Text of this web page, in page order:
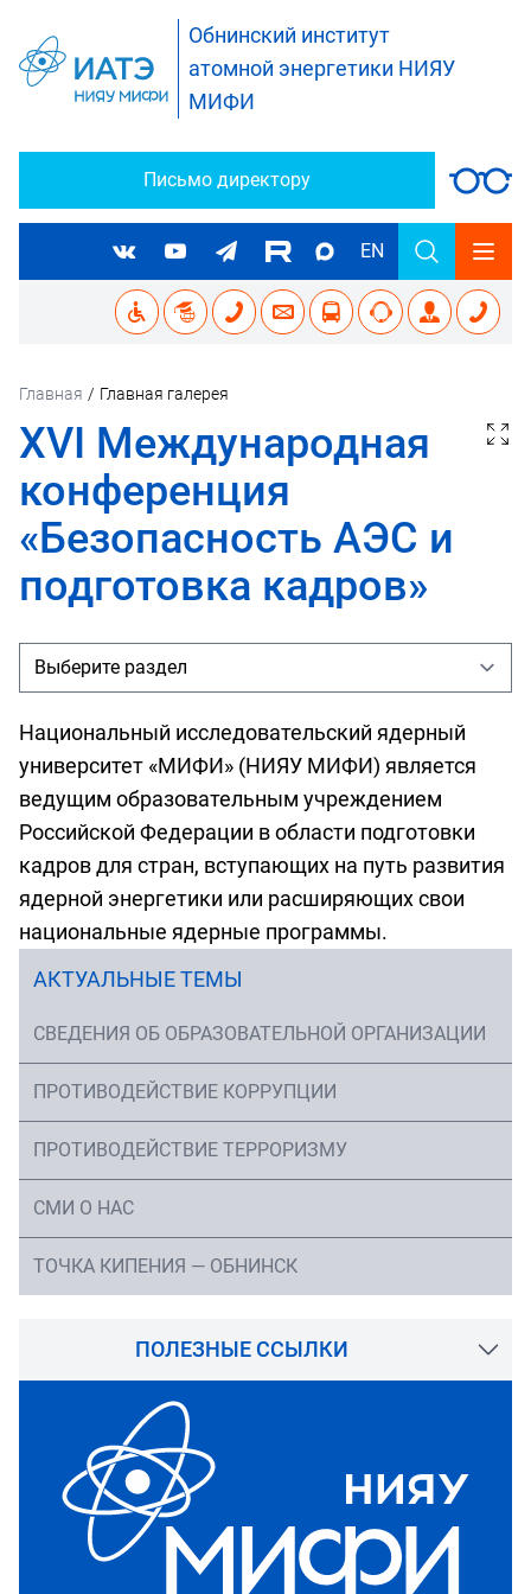
Обнинский институт
атомной энергетики НИЯУ
МИФИ
Письмо директору
EN
Главная / Главная галерея
XVI Международная
конференция
«Безопасность АЭС и
подготовка кадров»
Национальный исследовательский ядерный
университет «МИФИ» (НИЯУ МИФИ) является
ведущим образовательным учреждением
Российской Федерации в области подготовки
кадров для стран, вступающих на путь развития
ядерной энергетики или расширяющих свои
национальные ядерные программы.
АКТУАЛЬНЫЕ ТЕМЫ
СВЕДЕНИЯ ОБ ОБРАЗОВАТЕЛЬНОЙ ОРГАНИЗАЦИИ
ПРОТИВОДЕЙСТВИЕ КОРРУПЦИИ
ПРОТИВОДЕЙСТВИЕ ТЕРРОРИЗМУ
СМИ О НАС
ТОЧКА КИПЕНИЯ — ОБНИНСК
ПОЛЕЗНЫЕ ССЫЛКИ